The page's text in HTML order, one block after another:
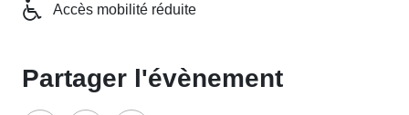
Accès mobilité réduite
Partager l'évènement